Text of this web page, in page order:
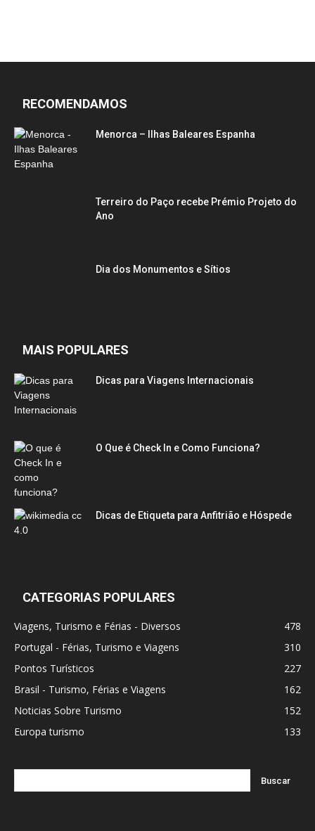
RECOMENDAMOS
Menorca – Ilhas Baleares Espanha
Terreiro do Paço recebe Prémio Projeto do
Ano
Dia dos Monumentos e Sítios
MAIS POPULARES
Dicas para Viagens Internacionais
O Que é Check In e Como Funciona?
Dicas de Etiqueta para Anfitrião e Hóspede
CATEGORIAS POPULARES
Viagens, Turismo e Férias - Diversos
478
Portugal - Férias, Turismo e Viagens
310
Pontos Turísticos
227
Brasil - Turismo, Férias e Viagens
162
Noticias Sobre Turismo
152
Europa turismo
133